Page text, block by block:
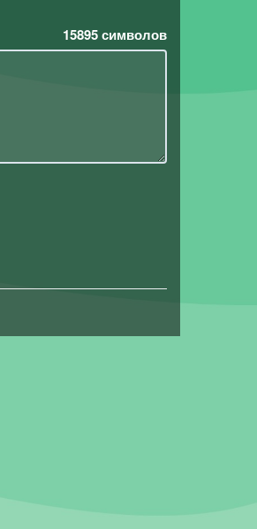
15895символов